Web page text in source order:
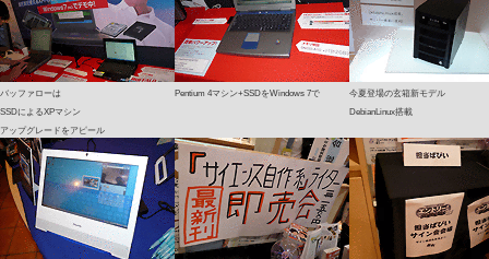
バッファローは
SSDによるXPマシン
アップグレードをアピール
Pentium 4マシン+SSDをWindows 7で
今夏登場の玄箱新モデル
DebianLinux搭載